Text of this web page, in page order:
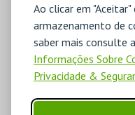
Ao clicar em
armazenamento de
saber mais consulte
Informações Sobre
Privacidade &